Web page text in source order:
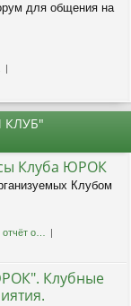
для общения на
Клуба ЮРОК
Клубом
о…
Клубные